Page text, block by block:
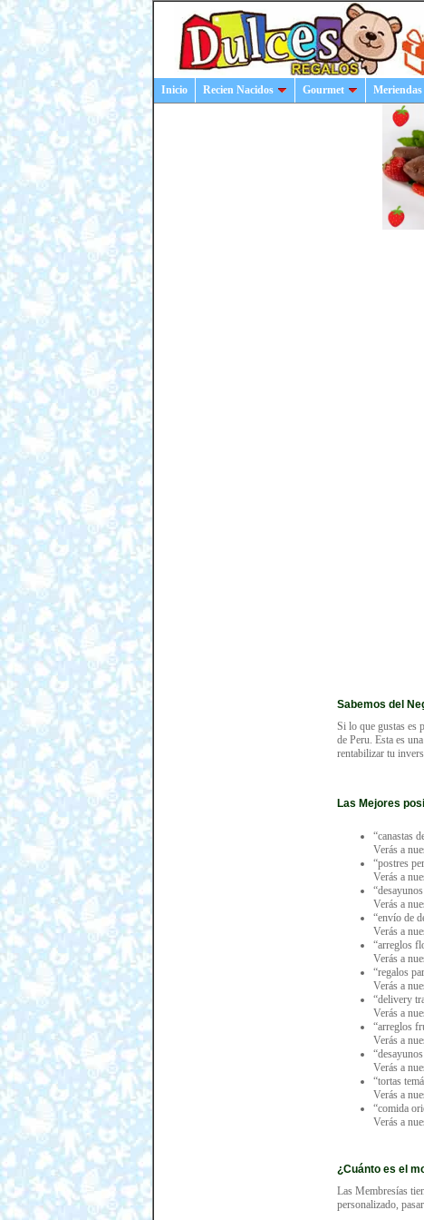
Inicio Recien Nacidos Gourmet Meriendas
Sabemos del
Si lo que gustas es
de Peru. Esta es
rentabilizar tu
Las Mejores
“canastas
Verás a
“postres
Verás a
Verás a
“envío de
Verás a
“arreglos
Verás a
“regalos
Verás a
“delivery
Verás a
“arreglos
Verás a
Verás a
“tortas
Verás a
“comida
Verás a
¿Cuánto es el
Las Membresías
personalizado,